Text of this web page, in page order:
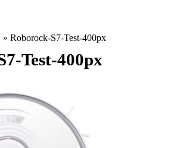
» Roborock-S7-Test-400px
Test-400px